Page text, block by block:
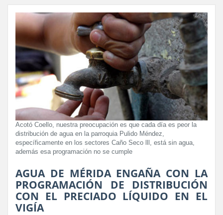
Acotó Coello, nuestra preocupación es que cada día es peor la
distribución de agua en la parroquia Pulido Méndez,
específicamente en los sectores Caño Seco lll, está sin agua,
además esa programación no se cumple
AGUA DE MÉRIDA ENGAÑA CON LA
PROGRAMACIÓN DE DISTRIBUCIÓN
CON EL PRECIADO LÍQUIDO EN EL
VIGÍA